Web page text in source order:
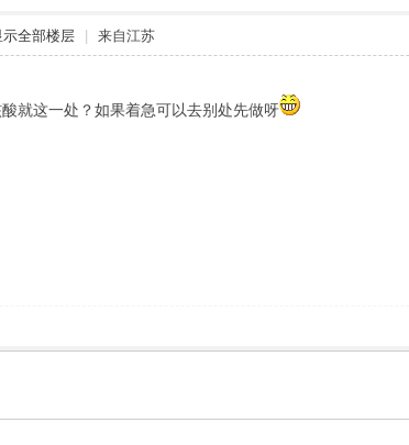
示全部楼层 来自江苏
就这一处？如果着急可以去别处先做呀